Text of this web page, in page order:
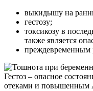
выкидышу на
гестозу;
токсикозу в
также является
преждевременным
Гестоз – опасное
отеками и